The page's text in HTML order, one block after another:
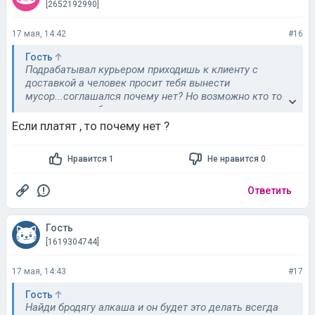
[2652192990]
17 мая, 14:42 #16
Гость
Подрабатывал курьером приходишь к клиенту с
доставкой а человек просит тебя вынести
мусор...соглашался почему нет? Но возможно кто то
не согласился бы
Если платят , то почему нет ?
Нравится 1 Не нравится 0
Ответить
Гость
[1619304744]
17 мая, 14:43 #17
Гость
Найди бродягу алкаша и он будет это делать всегда